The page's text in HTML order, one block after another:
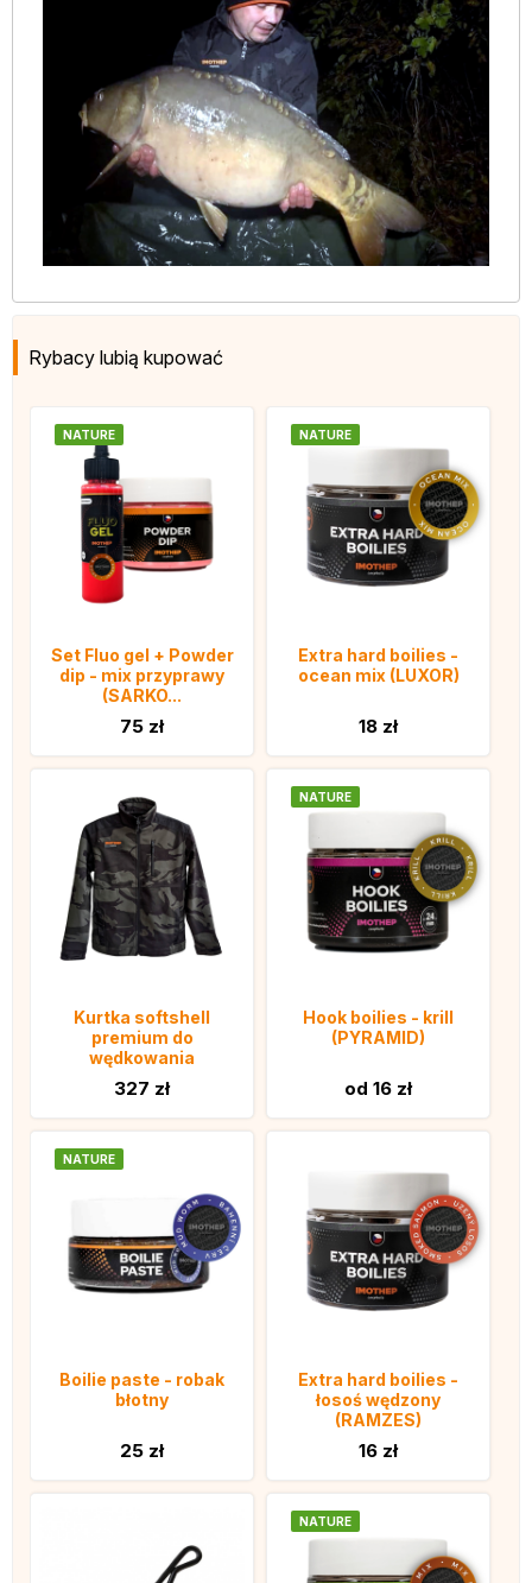
Rybacy lubią kupować
NATURE
Set Fluo gel + Powder
dip - mix przyprawy
(SARKO...
75 zł
NATURE
Extra hard boilies -
ocean mix (LUXOR)
18 zł
Kurtka softshell
premium do
wędkowania
327 zł
NATURE
Hook boilies - krill
(PYRAMID)
od 16 zł
NATURE
Boilie paste - robak
błotny
25 zł
Extra hard boilies -
łosoś wędzony
(RAMZES)
16 zł
NATURE